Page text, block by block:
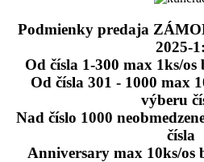
Podmienky predaja
2025-1:
Od čísla 1-300 max 1ks/os
Od čísla 301 - 1000 max
výberu
Nad číslo 1000
čísla
Anniversary max 10ks/os